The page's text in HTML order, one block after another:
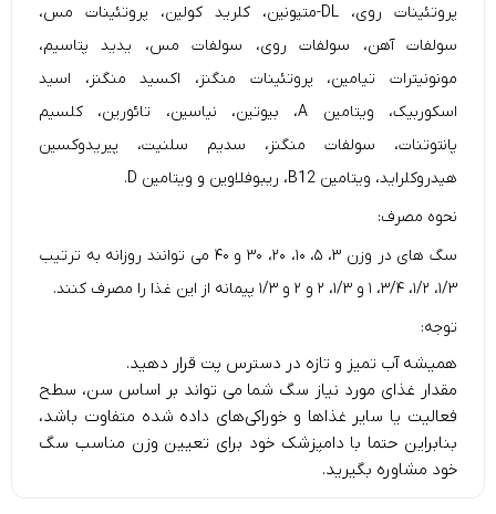
پروتئینات روی، DL-متیونین، کلرید کولین، پروتئینات مس،
سولفات آهن، سولفات‌ روی، سولفات مس، یدید پتاسیم،
مونونیترات تیامین، پروتئینات منگنز، اکسید منگنز، اسید
اسکوربیک، ویتامین A، بیوتین، نیاسین، تائورین، کلسیم
پانتوتنات، سولفات منگنز، سدیم سلنیت، پیریدوکسین
هیدروکلراید، ویتامین B12، ریبوفلاوین و ویتامین D.
نحوه مصرف:
سگ های در وزن ۳، ۵، ۱۰، ۲۰، ۳۰ و ۴۰ می توانند روزانه به ترتیب
۱/۳، ۱/۲، ۳/۴، ۱ و ۱/۳، ۲ و ۲ و ۱/۳ پیمانه از این غذا را مصرف کنند.
توجه:
همیشهآب تمیز و تازه در دسترس پت قرار دهید.
مقدار غذای مورد نیاز سگ شما می تواند بر اساس سن، سطح
فعالیت یا سایر غذاها و خوراکی‌های داده شده متفاوت باشد،
بنابراین حتما با دامپزشک خود برای تعیین وزن مناسب سگ
خود مشاوره بگیرید.